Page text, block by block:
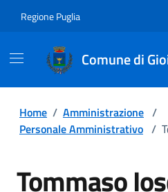
Regione Puglia
Comune di
Home / Amministrazione /
Personale Amministrativo /
Tommaso